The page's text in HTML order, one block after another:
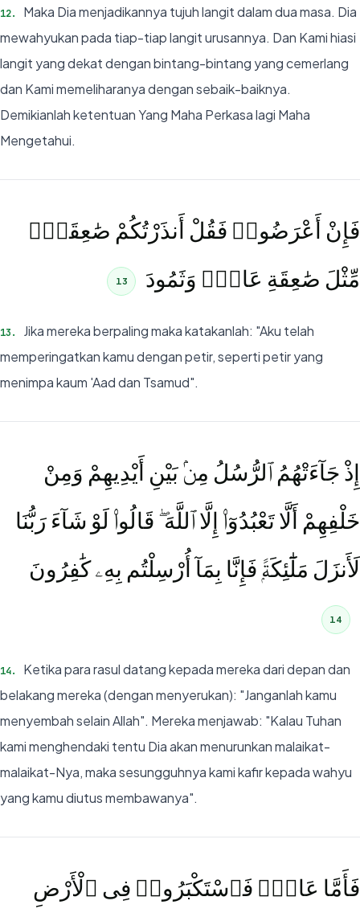
12.
Maka Dia menjadikannya tujuh langit dalam dua masa. Dia
mewahyukan pada tiap-tiap langit urusannya. Dan Kami hiasi
langit yang dekat dengan bintang-bintang yang cemerlang
dan Kami memeliharanya dengan sebaik-baiknya.
Demikianlah ketentuan Yang Maha Perkasa lagi Maha
Mengetahui.
فَإِنْ أَعْرَضُوا۟ فَقُلْ أَنذَرْتُكُمْ صَٰعِقَةًۭ
مِّثْلَ صَٰعِقَةِ عَادٍۢ وَثَمُودَ
13
13.
Jika mereka berpaling maka katakanlah: "Aku telah
memperingatkan kamu dengan petir, seperti petir yang
menimpa kaum 'Aad dan Tsamud".
إِذْ جَآءَتْهُمُ ٱلرُّسُلُ مِنۢ بَيْنِ أَيْدِيهِمْ وَمِنْ
خَلْفِهِمْ أَلَّا تَعْبُدُوٓا۟ إِلَّا ٱللَّهَ ۖ قَالُوا۟ لَوْ شَآءَ رَبُّنَا
لَأَنزَلَ مَلَٰٓئِكَةًۭ فَإِنَّا بِمَآ أُرْسِلْتُم بِهِۦ كَٰفِرُونَ
14
14.
Ketika para rasul datang kepada mereka dari depan dan
belakang mereka (dengan menyerukan): "Janganlah kamu
menyembah selain Allah". Mereka menjawab: "Kalau Tuhan
kami menghendaki tentu Dia akan menurunkan malaikat-
malaikat-Nya, maka sesungguhnya kami kafir kepada wahyu
yang kamu diutus membawanya".
فَأَمَّا عَادٌۭ فَٱسْتَكْبَرُوا۟ فِى ٱلْأَرْضِ